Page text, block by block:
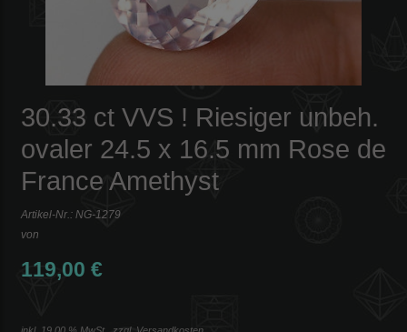
30.33 ct VVS ! Riesiger unbeh.
ovaler 24.5 x 16.5 mm Rose de
France Amethyst
Artikel-Nr.: NG-1279
von
119,00 €